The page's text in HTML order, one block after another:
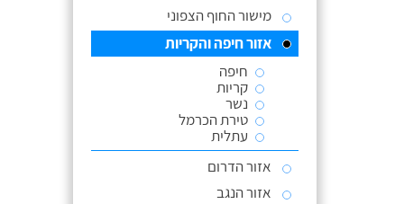
מישור החוף הצפוני
אזור חיפה והקריות
חיפה
קריות
נשר
טירת הכרמל
עתלית
אזור הדרום
אזור הנגב